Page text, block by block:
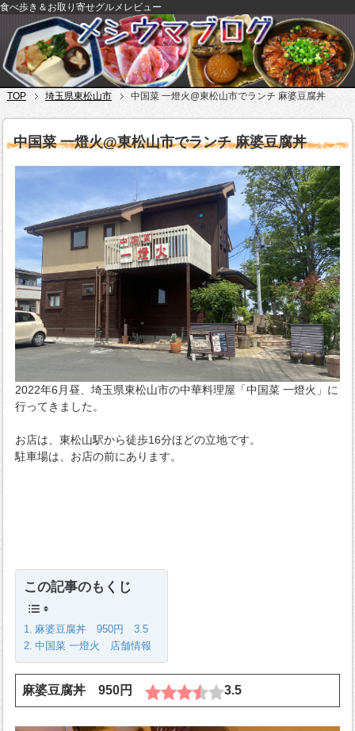
食べ歩き＆お取り寄せグルメレビュー
TOP 埼玉県東松山市 中国菜 一燈火@東松山市でランチ 麻婆豆腐丼
中国菜 一燈火@東松山市でランチ 麻婆豆腐丼
2022年6月昼、埼玉県東松山市の中華料理屋「中国菜 一燈火」に
行ってきました。
お店は、東松山駅から徒歩16分ほどの立地です。
駐車場は、お店の前にあります。
この記事のもくじ
麻婆豆腐丼 950円 3.5
中国菜 一燈火 店舗情報
麻婆豆腐丼 950円 3.5